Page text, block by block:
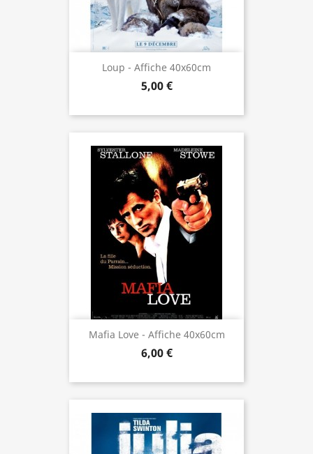
Loup - Affiche 40x60cm
5,00 €
Mafia Love - Affiche 40x60cm
6,00 €